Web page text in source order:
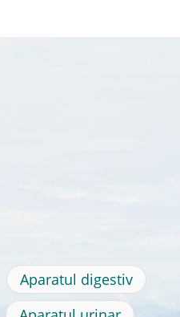
Aparatul digestiv